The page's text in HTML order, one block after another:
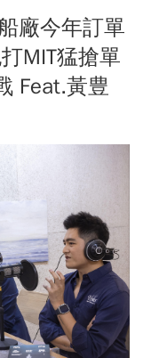
廠今年訂單
MIT猛搶單
Feat.黃豊